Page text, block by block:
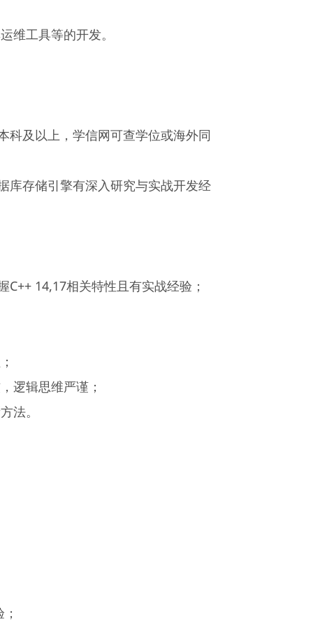
维工具等的开发。
科及以上，学信网可查学位或海外同
库存储引擎有深入研究与实战开发经
14,17相关特性且有实战经验；
逻辑思维严谨；
法。